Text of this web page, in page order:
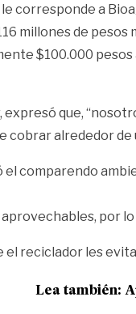
corresponde a
millones de
$100.000
expresó que,
alrededor de
comparendo
por
reciclador les
Lea también: